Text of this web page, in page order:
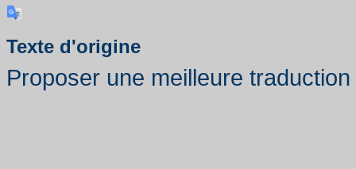
Texte d'origine
Proposer une meilleure traduction